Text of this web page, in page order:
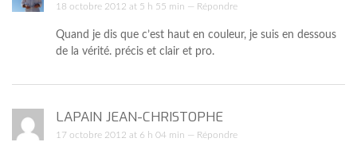
18 octobre 2012 at 5 h 55 min — Répondre
Quand je dis que c’est haut en couleur, je suis en dessous
de la vérité. précis et clair et pro.
LAPAIN JEAN-CHRISTOPHE
17 octobre 2012 at 6 h 04 min — Répondre